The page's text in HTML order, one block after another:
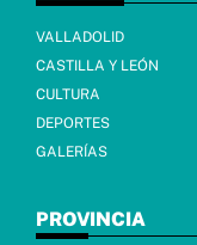
VALLADOLID
CASTILLA Y LEÓN
CULTURA
DEPORTES
GALERÍAS
PROVINCIA